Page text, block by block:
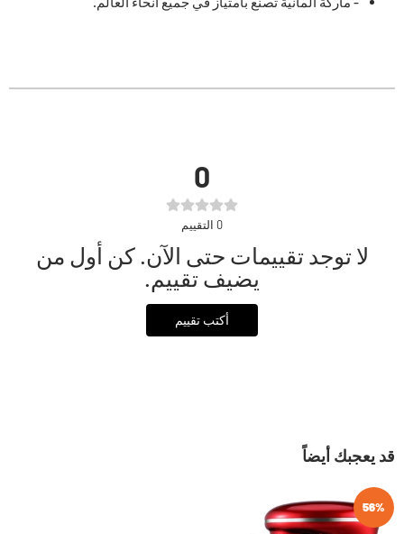
0
0 التقييم
لا توجد تقييمات حتى الآن. كن أول من
يضيف تقييم.
أكتب تقييم
قد يعجبك أيضاً
56%